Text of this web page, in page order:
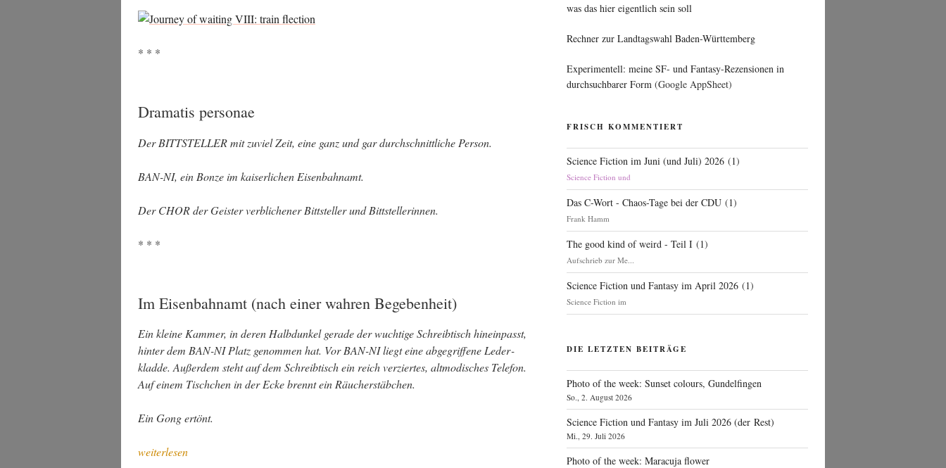
* * *
Dramatis personae
Der BITTSTELLER mit zuviel Zeit, eine ganz und gar durch­schnitt­li­che Person.
BAN-NI, ein Bon­ze im kai­ser­li­chen Eisenbahnamt.
Der CHOR der Geis­ter ver­bli­che­ner Bitt­stel­ler und Bittstellerinnen.
* * *
Im Eisenbahnamt (nach einer wahren Begebenheit)
Ein klei­ne Kam­mer, in deren Halb­dun­kel gera­de der wuch­ti­ge Schreib­tisch hin­ein­passt,
hin­ter dem BAN-NI Platz genom­men hat. Vor BAN-NI liegt eine abge­grif­fe­ne Leder­
klad­de. Außer­dem steht auf dem Schreib­tisch ein reich ver­zier­tes, alt­mo­di­sches Tele­fon.
Auf einem Tisch­chen in der Ecke brennt ein Räucherstäbchen.
Ein Gong ertönt.
„Im
weiterlesen
was das hier eigentlich sein soll
Rechner zur Landtagswahl Baden-Württemberg
Experimentell: meine SF- und Fantasy-Rezensionen in
durchsuchbarer Form (Google AppSheet)
FRISCH KOMMENTIERT
Science Fiction im Juni (und Juli) 2026 (1)
Science Fiction und
Das C-Wort - Chaos-Tage bei der CDU (1)
Frank Hamm
The good kind of weird - Teil I (1)
Aufschrieb zur Me...
Science Fiction und Fantasy im April 2026 (1)
Science Fiction im
DIE LETZTEN BEITRÄGE
Photo of the week: Sunset colours, Gundelfingen
So., 2. August 2026
Science Fiction und Fantasy im Juli 2026 (der Rest)
Mi., 29. Juli 2026
Photo of the week: Maracuja flower